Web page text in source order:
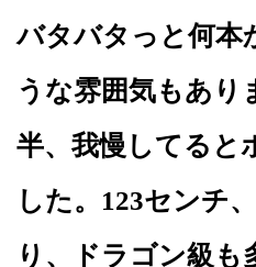
バタバタっと何本
うな雰囲気もあり
半、我慢してると
した。123センチ
り、ドラゴン級も